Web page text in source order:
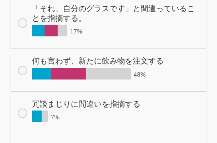
「それ、自分のグラスです」と間違っているこ
とを指摘する。
17%
何も言わず、新たに飲み物を注文する
48%
冗談まじりに間違いを指摘する
7%